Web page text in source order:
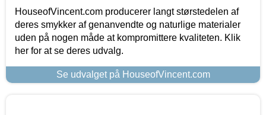
HouseofVincent.com producerer langt størstedelen af
deres smykker af genanvendte og naturlige materialer
uden på nogen måde at kompromittere kvaliteten. Klik
her for at se deres udvalg.
Se udvalget på HouseofVincent.com